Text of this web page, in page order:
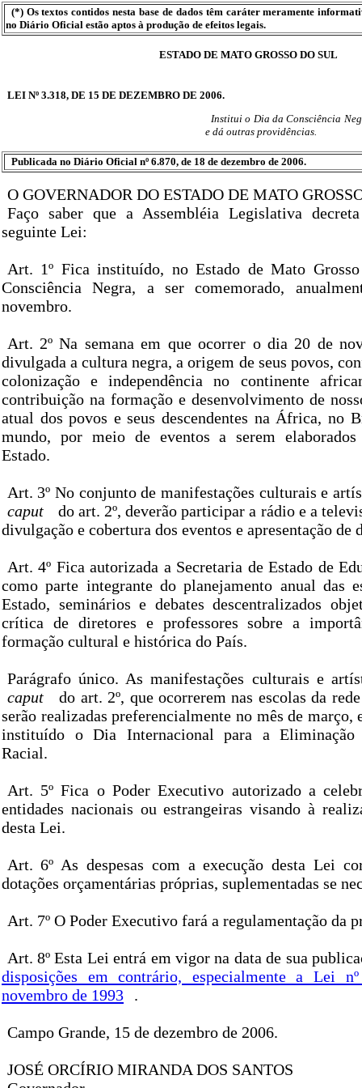
(*) Os textos contidos nesta base de dados têm caráter meramente
no Diário Oficial estão aptos à produção de efeitos legais.
ESTADO DE MATO GROSSO DO SUL
LEI Nº 3.318, DE 15 DE DEZEMBRO DE 2006.
Institui o Dia da Consciência
e dá outras providências.
Publicada no Diário Oficial nº 6.870, de 18 de dezembro de 2006.
O GOVERNADOR DO ESTADO DE MATO
Faço saber que a Assembléia Legislativa
seguinte Lei:
Art. 1º Fica instituído, no Estado de Mato
Consciência Negra, a ser comemorado,
novembro.
Art. 2º Na semana em que ocorrer o dia 20 de
divulgada a cultura negra, a origem de seus povos,
colonização e independência no continente
contribuição na formação e desenvolvimento de
atual dos povos e seus descendentes na África, no
mundo, por meio de eventos a serem
Estado.
Art. 3º No conjunto de manifestações culturais e
caput
do art. 2º, deverão participar a rádio e a
divulgação e cobertura dos eventos e apresentação de
Art. 4º Fica autorizada a Secretaria de Estado de
como parte integrante do planejamento anual das
Estado, seminários e debates descentralizados
crítica de diretores e professores sobre a
formação cultural e histórica do País.
Parágrafo único. As manifestações culturais e
caput
do art. 2º, que ocorrerem nas escolas da
serão realizadas preferencialmente no mês de março,
instituído o Dia Internacional para a Eliminação
Racial.
Art. 5º Fica o Poder Executivo autorizado a
entidades nacionais ou estrangeiras visando à
desta Lei.
Art. 6º As despesas com a execução desta Lei
dotações orçamentárias próprias, suplementadas se
Art. 7º O Poder Executivo fará a regulamentação da
Art. 8º Esta Lei entrá em vigor na data de sua
disposições em contrário, especialmente a Lei
novembro de 1993
.
Campo Grande, 15 de dezembro de 2006.
JOSÉ ORCÍRIO MIRANDA DOS SANTOS